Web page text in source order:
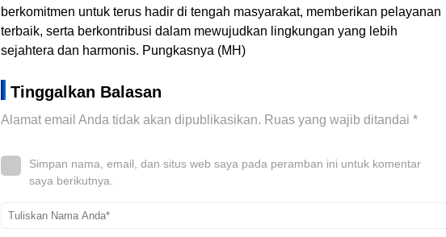
berkomitmen untuk terus hadir di tengah masyarakat, memberikan pelayanan
terbaik, serta berkontribusi dalam mewujudkan lingkungan yang lebih
sejahtera dan harmonis. Pungkasnya (MH)
Tinggalkan Balasan
Alamat email Anda tidak akan dipublikasikan. Ruas yang wajib ditandai *
Simpan nama, email, dan situs web saya pada peramban ini untuk komentar
saya berikutnya.